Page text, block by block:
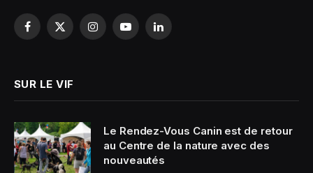
Facebook
X
InstagramYouTubeLinkedIn
SUR LE VIF
Le Rendez-Vous Canin est de retour
au Centre de la nature avec des
nouveautés